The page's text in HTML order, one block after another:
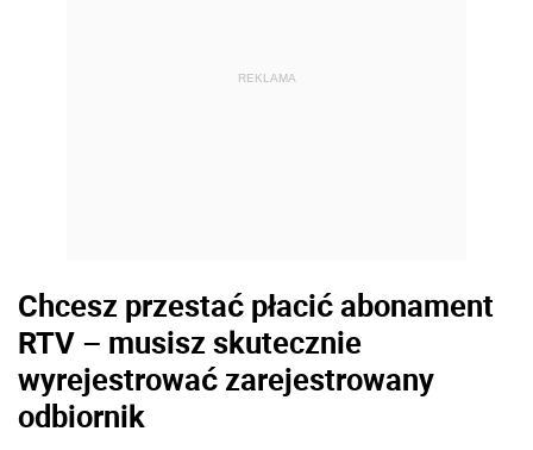
REKLAMA
Chcesz przestać płacić abonament
RTV – musisz skutecznie
wyrejestrować zarejestrowany
odbiornik